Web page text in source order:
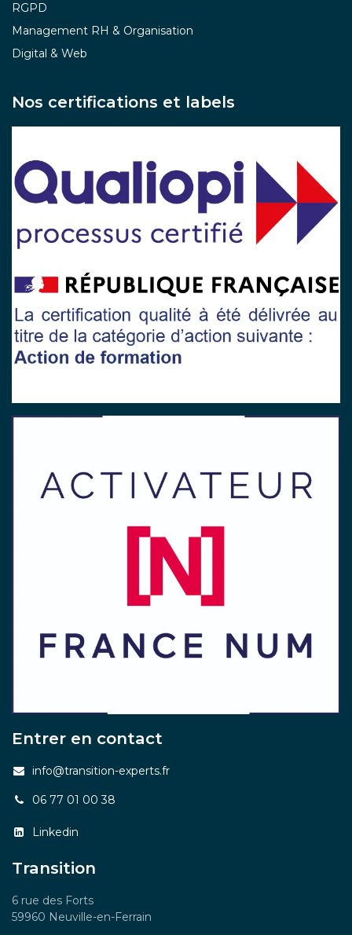
RGPD
Management RH & Organisation
Digital & Web
Nos certifications et labels
Entrer en contact
info@transition-experts.fr
06 77 01 00 38
Linkedin
Transition
6 rue des Forts
59960 Neuville-en-Ferrain